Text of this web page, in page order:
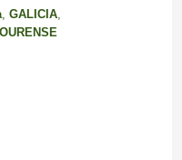
, GALICIA,